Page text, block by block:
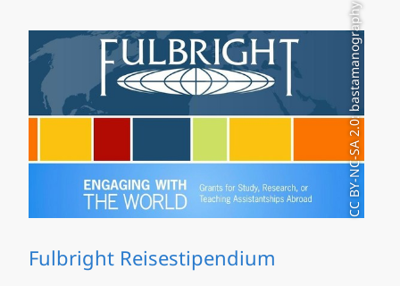
CC BY-NC-SA 2.0: bastamanography
Fulbright Reisestipendium